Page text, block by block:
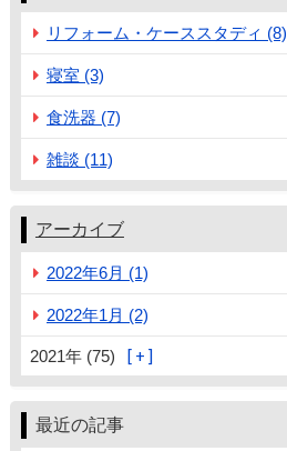
リフォーム・ケーススタディ (8)
寝室 (3)
食洗器 (7)
雑談 (11)
アーカイブ
2022年6月 (1)
2022年1月 (2)
2021年 (75)
最近の記事